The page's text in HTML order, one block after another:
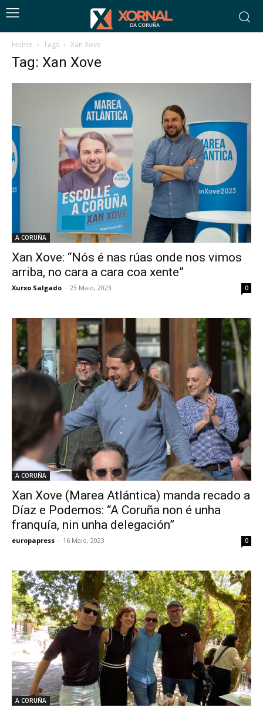
Home Tags Xan Xove
Tag: Xan Xove
A CORUÑA
Xan Xove: “Nós é nas rúas onde nos vimos
arriba, no cara a cara coa xente”
Xurxo Salgado - 23 Maio, 2023 0
A CORUÑA
Xan Xove (Marea Atlántica) manda recado a
Díaz e Podemos: “A Coruña non é unha
franquía, nin unha delegación”
europapress - 16 Maio, 2023 0
A CORUÑA